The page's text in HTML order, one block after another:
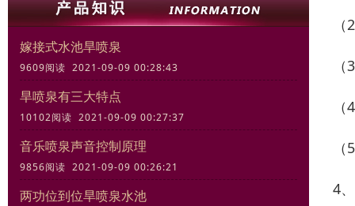
嫁接式水池旱喷泉
9609阅读 2021-09-09 00:28:43
旱喷泉有三大特点
10102阅读 2021-09-09 00:27:37
音乐喷泉声音控制原理
9856阅读 2021-09-09 00:26:21
两功位到位旱喷泉水池 4